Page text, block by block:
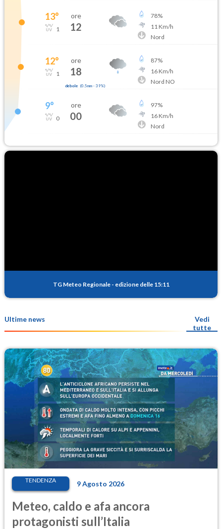
13°
1
ore
12
78%
11 Km/h
Nord
12°
1
ore
18
debole (0.5mm- 39%)
87%
16Km/h
Nord NO
9°
0
ore
00
97%
16Km/h
Nord
TG Meteo Regionale - edizione delle 15:11
Ultime news
Vedi
tutte
TENDENZA 9 Agosto 2026
Meteo, caldo e afa ancora
protagonisti sull’Italia